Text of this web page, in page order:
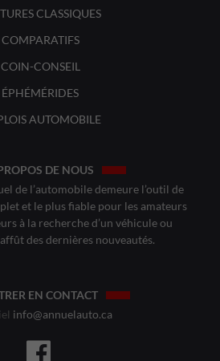
CLASSIQUES
COMPARATIFS
COIN-CONSEIL
ÉPHÉMÉRIDES
AUTOMOBILE
DE NOUS
de l’automobile demeure l’outil de
et le plus fiable pour les amateurs
à la recherche d’un véhicule ou
des dernières nouveautés.
EN CONTACT
info@annuelauto.ca